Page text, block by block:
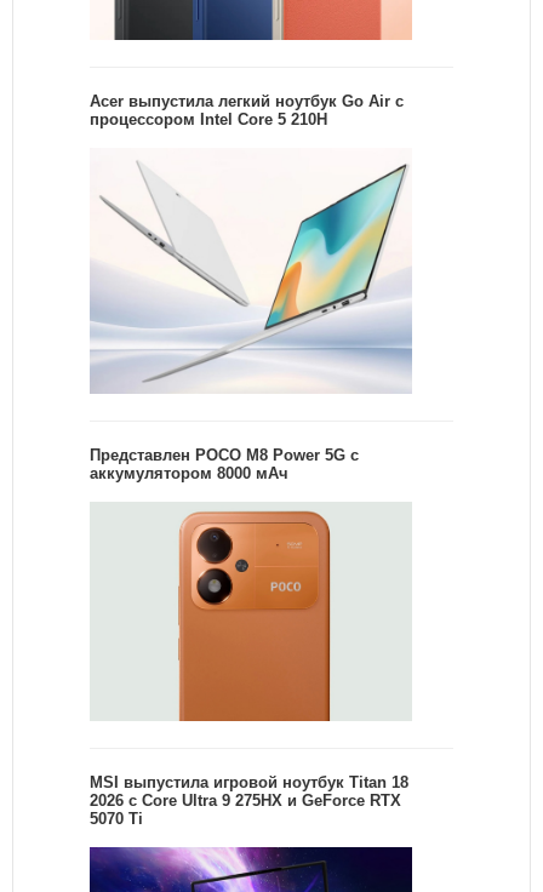
Acer выпустила легкий ноутбук Go Air c
процессором Intel Core 5 210H
Представлен POCO M8 Power 5G с
аккумулятором 8000 мАч
MSI выпустила игровой ноутбук Titan 18
2026 с Core Ultra 9 275HX и GeForce RTX
5070 Ti